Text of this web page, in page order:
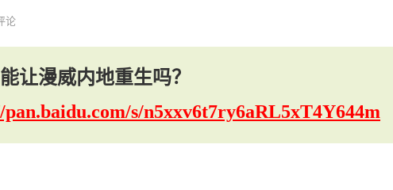
论
让漫威内地重生吗？
s/n5xxv6t7ry6aRL5xT4Y644m